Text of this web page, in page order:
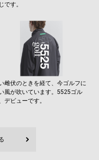
です。
雌伏のときを経て、今ゴルフに
風が吹いています。5525ゴル
デビューです。